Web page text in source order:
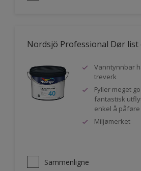
Nordsjö Professional Dør list
Vanntynnbar
treverk
Fyller meget
fantastisk
enkel å påføre
Miljømerket
Sammenligne